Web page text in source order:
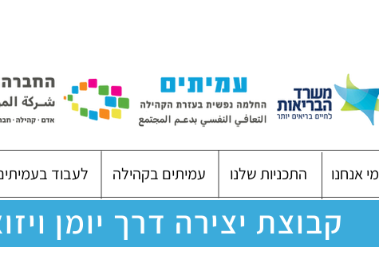
מי אנחנו התכניות שלנו עמיתים בקהילה לעבוד
קבוצת יצירה דרך יומן